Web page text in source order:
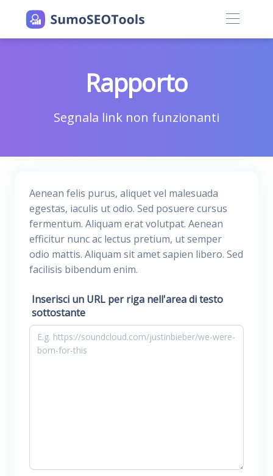
Rapporto
Segnala link non funzionanti
Aenean felis purus, aliquet vel malesuada
egestas, iaculis ut odio. Sed posuere cursus
fermentum. Aliquam erat volutpat. Aenean
efficitur nunc ac lectus pretium, ut semper
odio mattis. Aliquam sit amet sapien libero. Sed
facilisis bibendum enim.
Inserisci un URL per riga nell'area di testo
sottostante